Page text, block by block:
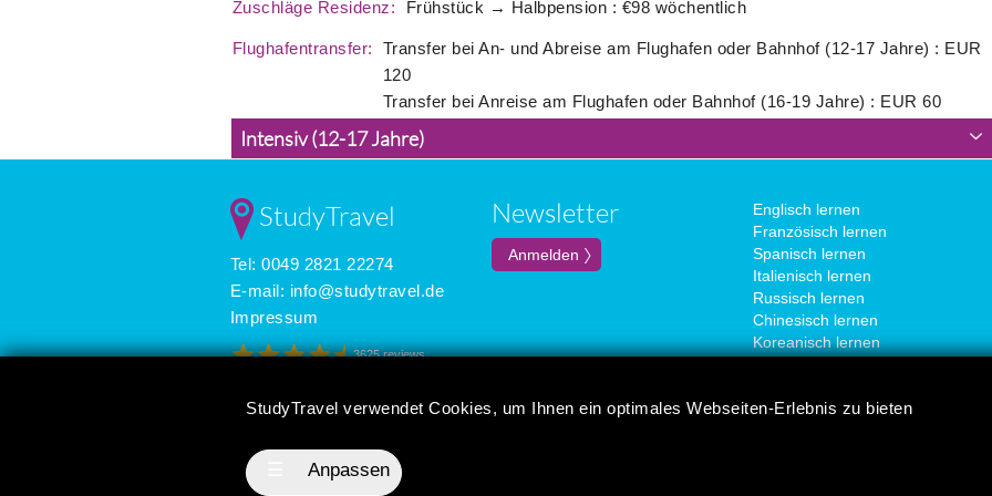
Zuschläge Residenz: Frühstück → Halbpension : €98 wöchentlich
Flughafentransfer: Transfer bei An- und Abreise am Flughafen oder Bahnhof (12-17 Jahre) : EUR
120
Transfer bei Anreise am Flughafen oder Bahnhof (16-19 Jahre) : EUR 60
Intensiv (12-17 Jahre)
StudyTravel verwendet Cookies, um Ihnen ein optimales Webseiten-Erlebnis zu bieten
Anpassen
StudyTravel
Tel: 0049 2821 22274
E-mail: info@studytravel.de
Impressum
3625 reviews
Newsletter
Englisch lernen
Französisch lernen
Spanisch lernen
Italienisch lernen
Russisch lernen
Chinesisch lernen
Koreanisch lernen
Deutsch lernen